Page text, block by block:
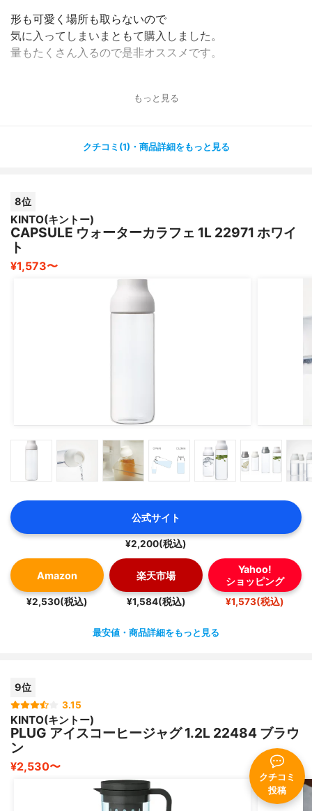
クチコミ
投稿
形も可愛く場所も取らないので
気に入ってしまいまともて購入しました。
量もたくさん入るので是非オススメです。
もっと見る
クチコミ(1)・商品詳細をもっと見る
8位
KINTO(キントー)
CAPSULE ウォーターカラフェ 1L 22971 ホワイ
ト
¥1,573〜
公式サイト
¥2,200(税込)
Amazon
¥2,530(税込)
楽天市場
¥1,584(税込)
Yahoo!
ショッピング
¥1,573(税込)
最安値・商品詳細をもっと見る
9位
3.15
KINTO(キントー)
PLUG アイスコーヒージャグ 1.2L 22484 ブラウ
ン
¥2,530〜